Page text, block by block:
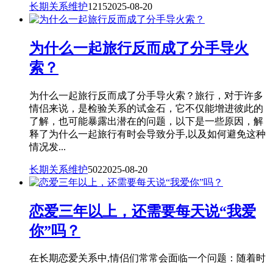
长期关系维护12152025-08-20
为什么一起旅行反而成了分手导火
索？
为什么一起旅行反而成了分手导火索？旅行，对于许多
情侣来说，是检验关系的试金石，它不仅能增进彼此的
了解，也可能暴露出潜在的问题，以下是一些原因，解
释了为什么一起旅行有时会导致分手,以及如何避免这种
情况发...
长期关系维护5022025-08-20
恋爱三年以上，还需要每天说“我爱
你”吗？
在长期恋爱关系中,情侣们常常会面临一个问题：随着时